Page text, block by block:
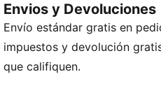
pantalones de baloncesto
PUMA y Fast & Furious y un
CARACTERÍSTICAS Y
Hecho con al menos un 50%
Envios y Devoluciones
Envío estándar gratis en
impuestos y devolución
que califiquen.